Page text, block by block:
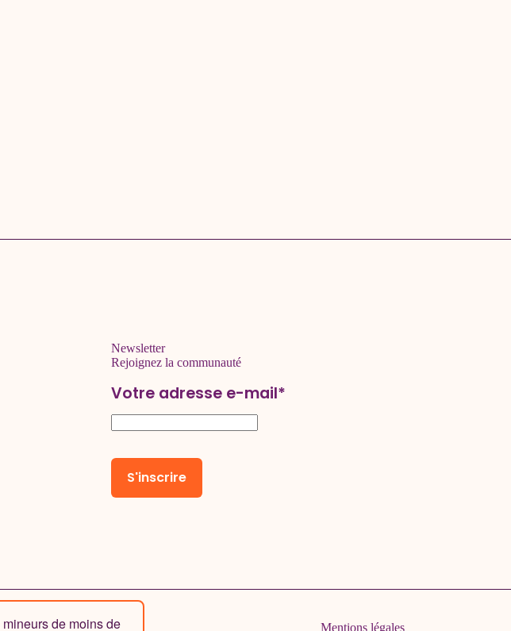
Newsletter
Rejoignez la communauté
Votre adresse e-mail*
de moins de Mentions légales